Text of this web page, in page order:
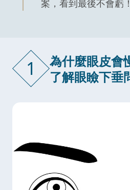
案，看到最後不會虧！
1
為什麼眼皮會
了解眼瞼下垂